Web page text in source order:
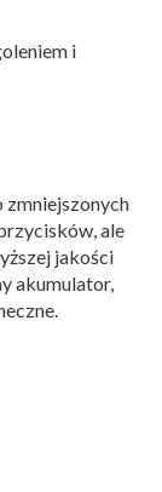
i
zmniejszonych
ale
jakości
akumulator,